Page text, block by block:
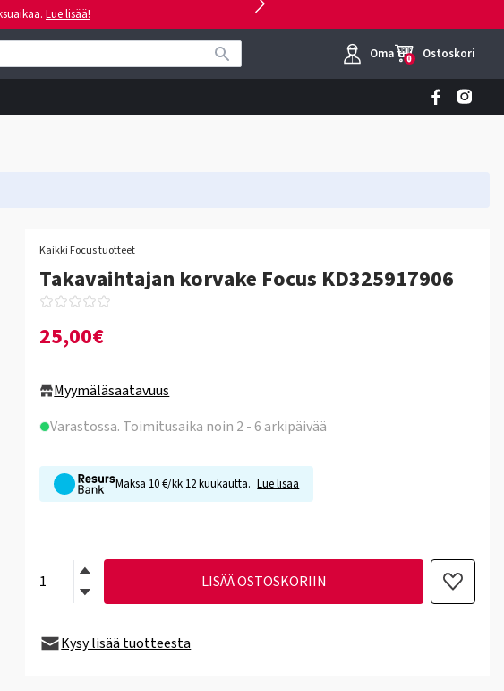
Lue lisää!
Oma tili
0 Ostoskori
Kaikki Focus tuotteet
Takavaihtajan korvake Focus KD325917906
25,00€
Myymäläsaatavuus
Varastossa. Toimitusaika noin 2 - 6 arkipäivää
Maksa 10 €/kk 12 kuukautta. Lue lisää
LISÄÄ OSTOSKORIIN
Kysy lisää tuotteesta